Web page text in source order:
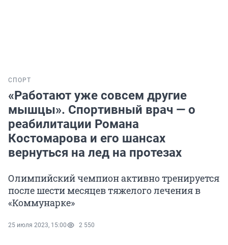
СПОРТ
«Работают уже совсем другие
мышцы». Спортивный врач — о
реабилитации Романа
Костомарова и его шансах
вернуться на лед на протезах
Олимпийский чемпион активно тренируется
после шести месяцев тяжелого лечения в
«Коммунарке»
25 июля 2023, 15:00 2 550